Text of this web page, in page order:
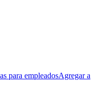
para empleadosAgregar a